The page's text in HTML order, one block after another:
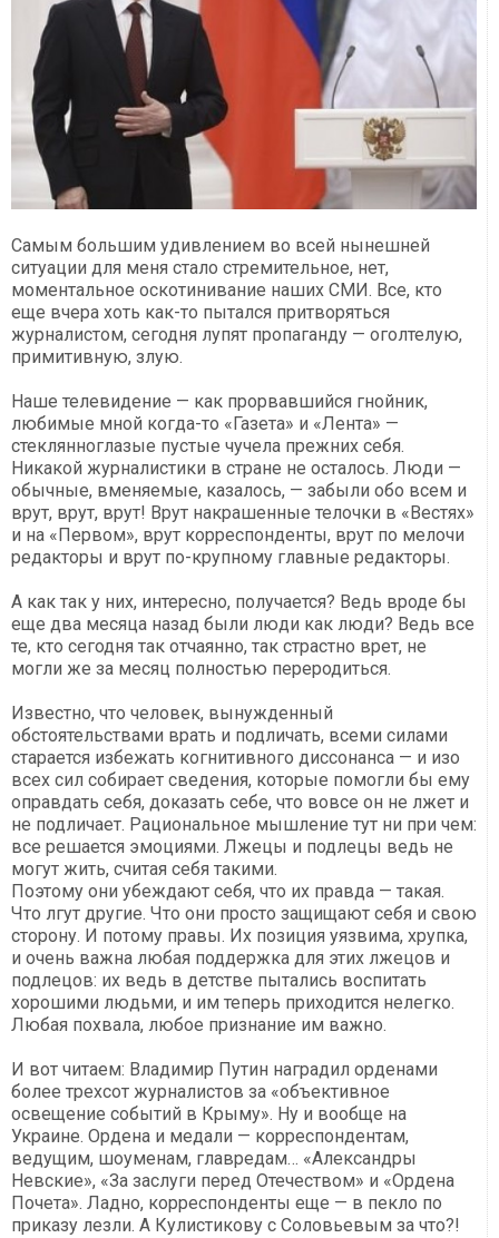
Самым большим удивлением во всей нынешней
ситуации для меня стало стремительное, нет,
моментальное оскотинивание наших СМИ. Все, кто
еще вчера хоть как-то пытался притворяться
журналистом, сегодня лупят пропаганду — оголтелую,
примитивную, злую.
Наше телевидение — как прорвавшийся гнойник,
любимые мной когда-то «Газета» и «Лента» —
стеклянноглазые пустые чучела прежних себя.
Никакой журналистики в стране не осталось. Люди —
обычные, вменяемые, казалось, — забыли обо всем и
врут, врут, врут! Врут накрашенные телочки в «Вестях»
и на «Первом», врут корреспонденты, врут по мелочи
редакторы и врут по-крупному главные редакторы.
А как так у них, интересно, получается? Ведь вроде бы
еще два месяца назад были люди как люди? Ведь все
те, кто сегодня так отчаянно, так страстно врет, не
могли же за месяц полностью переродиться.
Известно, что человек, вынужденный
обстоятельствами врать и подличать, всеми силами
старается избежать когнитивного диссонанса — и изо
всех сил собирает сведения, которые помогли бы ему
оправдать себя, доказать себе, что вовсе он не лжет и
не подличает. Рациональное мышление тут ни при чем:
все решается эмоциями. Лжецы и подлецы ведь не
могут жить, считая себя такими.
Поэтому они убеждают себя, что их правда — такая.
Что лгут другие. Что они просто защищают себя и свою
сторону. И потому правы. Их позиция уязвима, хрупка,
и очень важна любая поддержка для этих лжецов и
подлецов: их ведь в детстве пытались воспитать
хорошими людьми, и им теперь приходится нелегко.
Любая похвала, любое признание им важно.
И вот читаем: Владимир Путин наградил орденами
более трехсот журналистов за «объективное
освещение событий в Крыму». Ну и вообще на
Украине. Ордена и медали — корреспондентам,
ведущим, шоуменам, главредам… «Александры
Невские», «За заслуги перед Отечеством» и «Ордена
Почета». Ладно, корреспонденты еще — в пекло по
приказу лезли. А Кулистикову с Соловьевым за что?!